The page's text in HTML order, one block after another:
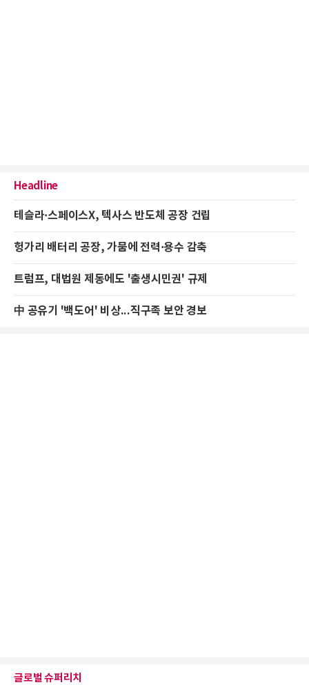
Headline
테슬라·스페이스X, 텍사스 반도체 공장 건립
헝가리 배터리 공장, 가뭄에 전력·용수 감축
트럼프, 대법원 제동에도 '출생시민권' 규제
中 공유기 '백도어' 비상...직구족 보안 경보
글로벌 슈퍼리치